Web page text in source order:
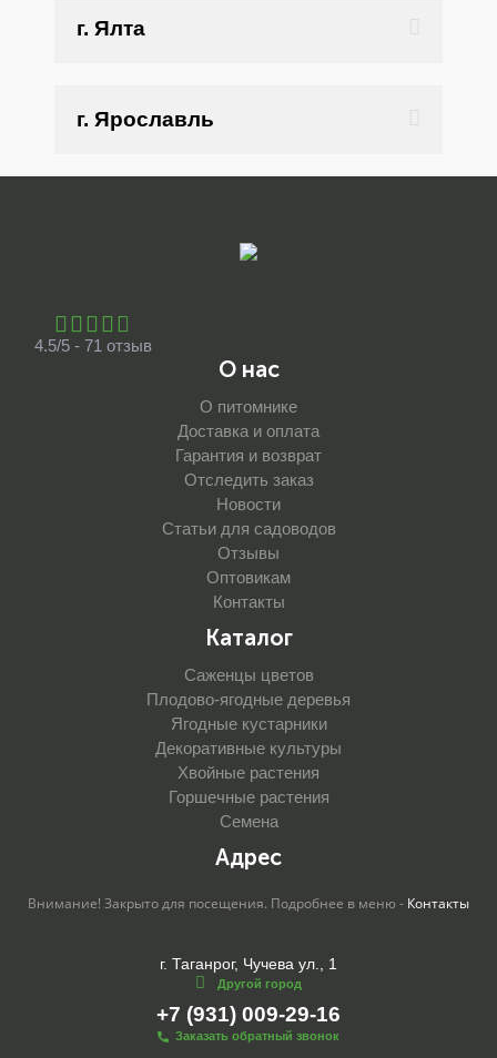
г. Ялта
г. Ярославль
4.5/5 - 71 отзыв
О нас
О питомнике
Доставка и оплата
Гарантия и возврат
Отследить заказ
Новости
Статьи для садоводов
Отзывы
Оптовикам
Контакты
Каталог
Саженцы цветов
Плодово-ягодные деревья
Ягодные кустарники
Декоративные культуры
Хвойные растения
Горшечные растения
Семена
Адрес
Внимание! Закрыто для посещения. Подробнее в меню - Контакты
г. Таганрог, Чучева ул., 1
Другой город
+7 (931) 009-29-16
Заказать обратный звонок